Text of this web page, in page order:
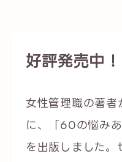
好評発売中！
女性管理職の著者
に、「60の悩み
を出版しました。